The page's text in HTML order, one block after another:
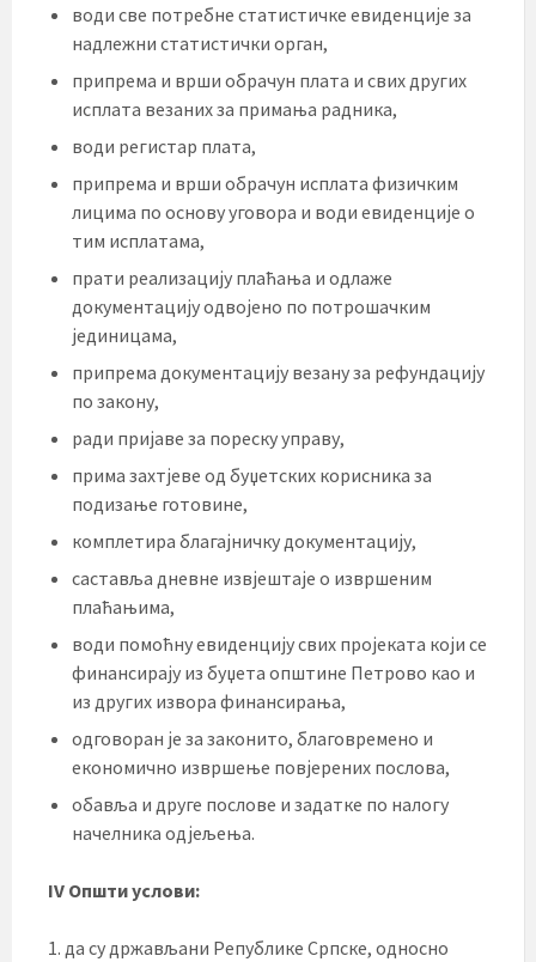
води све потребне статистичке евиденције за
надлежни статистички орган,
припрема и врши обрачун плата и свих других
исплата везаних за примања радника,
води регистар плата,
припрема и врши обрачун исплата физичким
лицима по основу уговора и води евиденције о
тим исплатама,
прати реализацију плаћања и одлаже
документацију одвојено по потрошачким
јединицама,
припрема документацију везану за рефундацију
по закону,
ради пријаве за пореску управу,
прима захтјеве од буџетских корисника за
подизање готовине,
комплетира благајничку документацију,
саставља дневне извјештаје о извршеним
плаћањима,
води помоћну евиденцију свих пројеката који се
финансирају из буџета општине Петрово као и
из других извора финансирања,
одговоран је за законито, благовремено и
економично извршење повјерених послова,
обавља и друге послове и задатке по налогу
начелника одјељења.
IV Општи услови:
1. да су држављани Републике Српске, односно